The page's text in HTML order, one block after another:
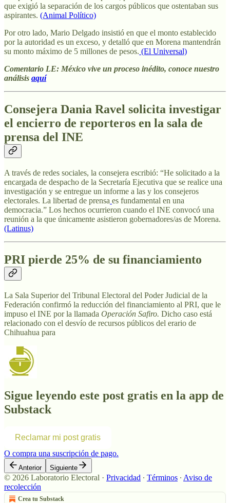
que exigió la separación de los cargos públicos que ostentaban sus
aspirantes. (Animal Político)
Por otro lado, Mario Delgado insistió en que el monto establecido
por la autoridad es un exceso, y detalló que en Morena mantendrán
su monto máximo de 5 millones de pesos. (El Universal)
Comentario LE: México vive un proceso inédito, conoce nuestro
análisis aquí
Consejera Dania Ravel solicita investigar
el encierro de reporteros en la sala de
prensa del INE
A través de redes sociales, la consejera escribió: “He solicitado a la
encargada de despacho de la Secretaría Ejecutiva que se realice una
investigación y se entregue un informe a las y los consejeros
electorales. La libertad de prensa es fundamental en una
democracia.” Los hechos ocurrieron cuando el INE convocó una
reunión a la que únicamente asistieron gobernadores/as de Morena.
(Latinus)
PRI pierde 25% de su financiamiento
La Sala Superior del Tribunal Electoral del Poder Judicial de la
Federación confirmó la reducción del financiamiento al PRI, que le
impuso el INE por la llamada Operación Safiro. Dicho caso está
relacionado con el desvío de recursos públicos del erario de
Chihuahua para
Sigue leyendo este post gratis en la app de
Substack
Reclamar mi post gratis
O compra una suscripción de pago.
Anterior Siguiente
© 2026 Laboratorio Electoral · Privacidad ∙ Términos ∙ Aviso de
recolección
Crea tu Substack